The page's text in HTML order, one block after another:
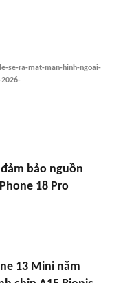
se-ra-mat-man-hinh-ngoai-
bảo nguồn
18 Pro
13 Mini năm